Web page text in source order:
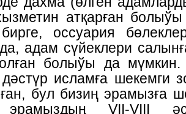
атқарған
оссуария
адам сүйеклери
болыўы да мүмкин.
исламға шекемги
бул бизиң эрамызға
VII-VIII